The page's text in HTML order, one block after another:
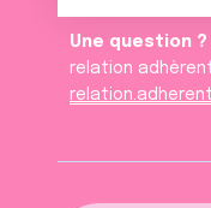
Une question ?
relation